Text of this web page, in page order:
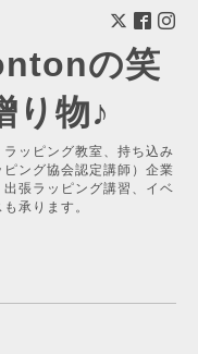
の笑
り物♪
ッピング教室、持ち込み
ング協会認定講師）企業
張ラッピング講習、イベ
承ります。